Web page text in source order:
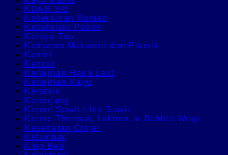
KDAM 3.0
Kebersihan Rumah
Kebutuhan Pokok
Kelapa Tua
Kemasan Makanan dan Plastik
Kemiri
Kencur
Kerajinan Hasil Laut
Kerajinan Kayu
Keramik
Keranjang
Kernel Sawit / Inti Sawit
Kertas Thermal, Lakban, & Bubble Wrap
Kesehatan Ginjal
Ketumbar
King Bed